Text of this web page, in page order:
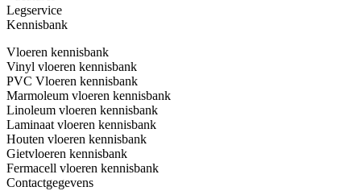
Legservice
Kennisbank
Vloeren kennisbank
Vinyl vloeren kennisbank
PVC Vloeren kennisbank
Marmoleum vloeren kennisbank
Linoleum vloeren kennisbank
Laminaat vloeren kennisbank
Houten vloeren kennisbank
Gietvloeren kennisbank
Fermacell vloeren kennisbank
Contactgegevens